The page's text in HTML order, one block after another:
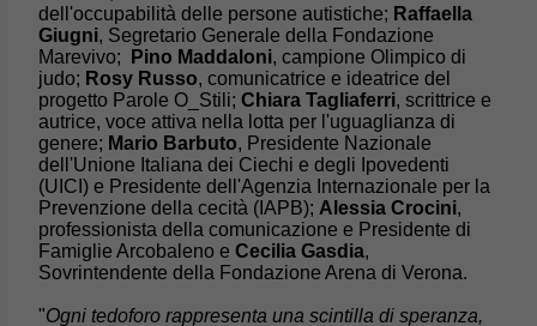
dell'occupabilità delle persone autistiche; Raffaella
Giugni, Segretario Generale della Fondazione
Marevivo;
Pino Maddaloni, campione Olimpico di
judo; Rosy Russo, comunicatrice e ideatrice del
progetto Parole O_Stili; Chiara Tagliaferri, scrittrice e
autrice, voce attiva nella lotta per l'uguaglianza di
genere; Mario Barbuto, Presidente Nazionale
dell'Unione Italiana dei Ciechi e degli Ipovedenti
(UICI) e Presidente dell'Agenzia Internazionale per la
Prevenzione della cecità (IAPB); Alessia Crocini,
professionista della comunicazione e Presidente di
Famiglie Arcobaleno e Cecilia Gasdia,
Sovrintendente della Fondazione Arena di Verona.
"Ogni tedoforo rappresenta una scintilla di speranza,